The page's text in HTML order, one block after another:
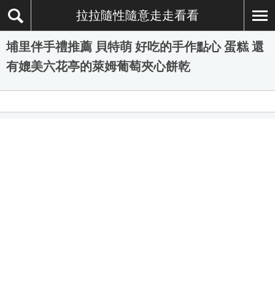
拉拉隨性隨意走走看看
埔里伴手禮推薦 貝特萌 好吃的手作點心 蛋糕 還
有媲美六花亭的萊姆葡萄夾心餅乾